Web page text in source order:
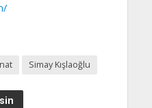
Simay Kışlaoğlu